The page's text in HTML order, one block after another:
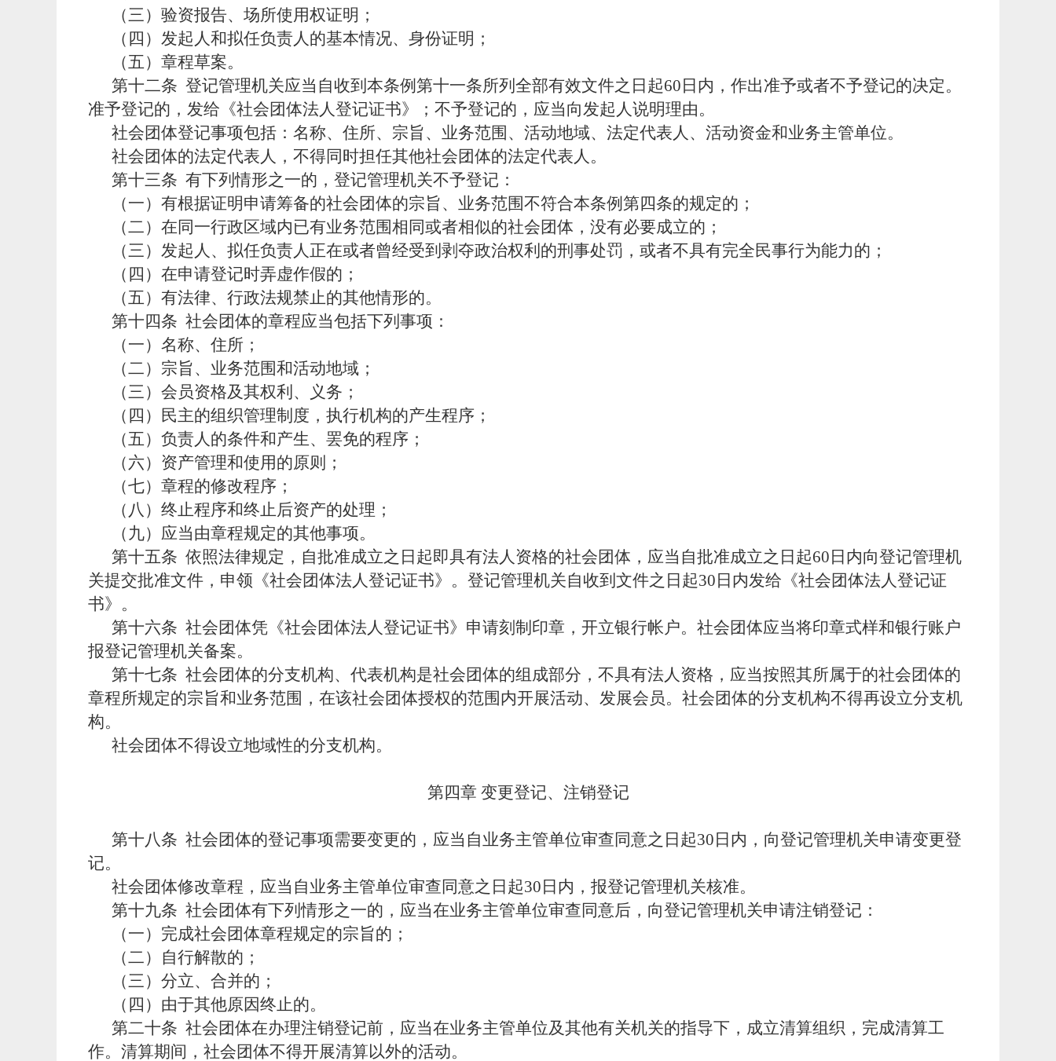
（三）验资报告、场所使用权证明；
（四）发起人和拟任负责人的基本情况、身份证明；
（五）章程草案。
第十二条 登记管理机关应当自收到本条例第十一条所列全部有效文件之日起60日内，作出准予或者不予登记的决定。
准予登记的，发给《社会团体法人登记证书》；不予登记的，应当向发起人说明理由。
社会团体登记事项包括：名称、住所、宗旨、业务范围、活动地域、法定代表人、活动资金和业务主管单位。
社会团体的法定代表人，不得同时担任其他社会团体的法定代表人。
第十三条 有下列情形之一的，登记管理机关不予登记：
（一）有根据证明申请筹备的社会团体的宗旨、业务范围不符合本条例第四条的规定的；
（二）在同一行政区域内已有业务范围相同或者相似的社会团体，没有必要成立的；
（三）发起人、拟任负责人正在或者曾经受到剥夺政治权利的刑事处罚，或者不具有完全民事行为能力的；
（四）在申请登记时弄虚作假的；
（五）有法律、行政法规禁止的其他情形的。
第十四条 社会团体的章程应当包括下列事项：
（一）名称、住所；
（二）宗旨、业务范围和活动地域；
（三）会员资格及其权利、义务；
（四）民主的组织管理制度，执行机构的产生程序；
（五）负责人的条件和产生、罢免的程序；
（六）资产管理和使用的原则；
（七）章程的修改程序；
（八）终止程序和终止后资产的处理；
（九）应当由章程规定的其他事项。
第十五条 依照法律规定，自批准成立之日起即具有法人资格的社会团体，应当自批准成立之日起60日内向登记管理机
关提交批准文件，申领《社会团体法人登记证书》。登记管理机关自收到文件之日起30日内发给《社会团体法人登记证
书》。
第十六条 社会团体凭《社会团体法人登记证书》申请刻制印章，开立银行帐户。社会团体应当将印章式样和银行账户
报登记管理机关备案。
第十七条 社会团体的分支机构、代表机构是社会团体的组成部分，不具有法人资格，应当按照其所属于的社会团体的
章程所规定的宗旨和业务范围，在该社会团体授权的范围内开展活动、发展会员。社会团体的分支机构不得再设立分支机
构。
社会团体不得设立地域性的分支机构。
第四章 变更登记、注销登记
第十八条 社会团体的登记事项需要变更的，应当自业务主管单位审查同意之日起30日内，向登记管理机关申请变更登
记。
社会团体修改章程，应当自业务主管单位审查同意之日起30日内，报登记管理机关核准。
第十九条 社会团体有下列情形之一的，应当在业务主管单位审查同意后，向登记管理机关申请注销登记：
（一）完成社会团体章程规定的宗旨的；
（二）自行解散的；
（三）分立、合并的；
（四）由于其他原因终止的。
第二十条 社会团体在办理注销登记前，应当在业务主管单位及其他有关机关的指导下，成立清算组织，完成清算工
作。清算期间，社会团体不得开展清算以外的活动。